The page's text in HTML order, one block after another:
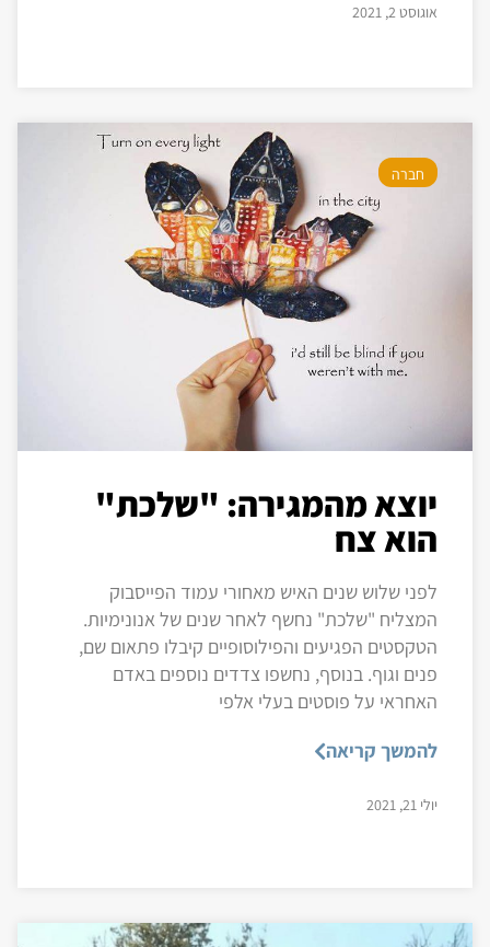
אוגוסט 2, 2021
חברה
יוצא מהמגירה: "שלכת"
הוא צח
לפני שלוש שנים האיש מאחורי עמוד הפייסבוק
המצליח "שלכת" נחשף לאחר שנים של אנונימיות.
הטקסטים הפגיעים והפילוסופיים קיבלו פתאום שם,
פנים וגוף. בנוסף, נחשפו צדדים נוספים באדם
האחראי על פוסטים בעלי אלפי
להמשך קריאה
יולי 21, 2021